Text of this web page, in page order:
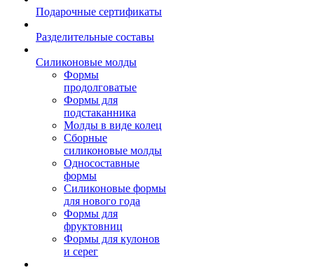
Подарочные сертификаты
Разделительные составы
Силиконовые молды
Формы
продолговатые
Формы для
подстаканника
Молды в виде колец
Сборные
силиконовые молды
Односоставные
формы
Силиконовые формы
для нового года
Формы для
фруктовниц
Формы для кулонов
и серег